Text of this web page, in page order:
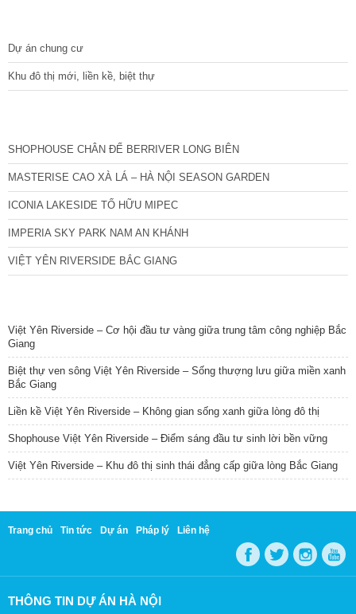
Dự án chung cư
Khu đô thị mới, liền kề, biệt thự
SHOPHOUSE CHÂN ĐẾ BERRIVER LONG BIÊN
MASTERISE CAO XÀ LÁ – HÀ NỘI SEASON GARDEN
ICONIA LAKESIDE TỐ HỮU MIPEC
IMPERIA SKY PARK NAM AN KHÁNH
VIỆT YÊN RIVERSIDE BẮC GIANG
Việt Yên Riverside – Cơ hội đầu tư vàng giữa trung tâm công nghiệp Bắc
Giang
Biệt thự ven sông Việt Yên Riverside – Sống thượng lưu giữa miền xanh
Bắc Giang
Liền kề Việt Yên Riverside – Không gian sống xanh giữa lòng đô thị
Shophouse Việt Yên Riverside – Điểm sáng đầu tư sinh lời bền vững
Việt Yên Riverside – Khu đô thị sinh thái đẳng cấp giữa lòng Bắc Giang
Trang chủ Tin tức Dự án Pháp lý Liên hệ
THÔNG TIN DỰ ÁN HÀ NỘI